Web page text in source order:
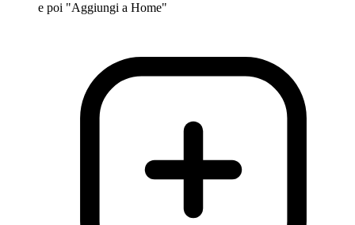
e poi "Aggiungi a Home"